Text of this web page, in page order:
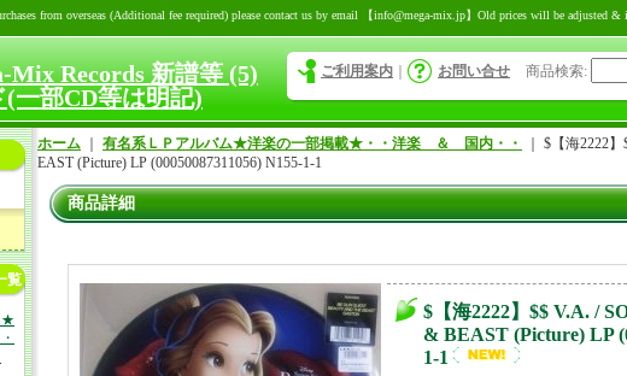
from overseas (Additional fee required) please contact us by email 【info@mega-mix.jp】Old prices will be adjusted &
Mix Records 新譜等 (5)
一部CD等は明記)
ご利用案内 お問い合せ 商品検索:
覧
★
ホーム 有名系ＬＰアルバム★洋楽の一部掲載★・・洋楽 ＆ 国内・・
$【海2222
EAST (Picture) LP (00050087311056) N155-1-1
商品詳細
$【海2222】$$ V.A. /
& BEAST (Picture) LP
1-1